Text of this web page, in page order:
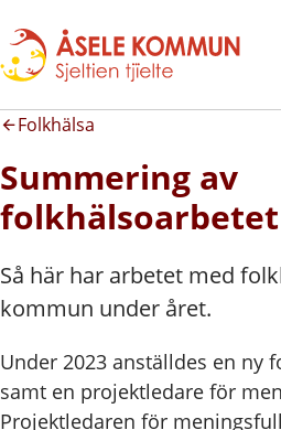
Folkhälsa
Summering av
folkhälsoarbetet
Så här har arbetet med
kommun under året.
Under 2023 anställdes en ny
samt en projektledare för
Projektledaren för